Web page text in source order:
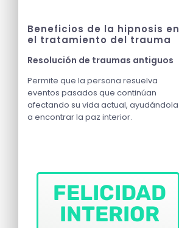
Beneficios de la hipnosis en
el tratamiento del trauma
Resolución de traumas antiguos
Permite que la persona resuelva
eventos pasados que continúan
afectando su vida actual, ayudándola
a encontrar la paz interior.
FELICIDAD
INTERIOR